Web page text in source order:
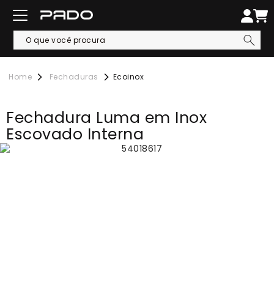
Fechaduras Ecoinox
Fechadura Luma em Inox
Escovado Interna